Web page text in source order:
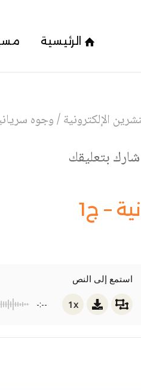
الرئيسية
الإلكترونية/وجوه
شارك بتعليقك
– ج1
استمع إلى النص
-:-- 1x